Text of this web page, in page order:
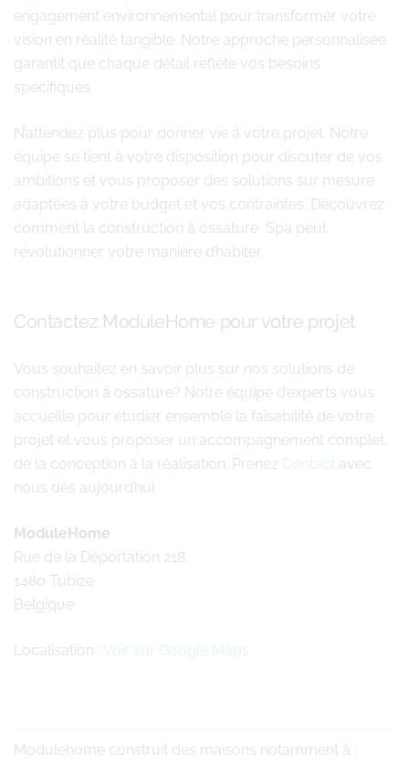
engagement environnemental pour transformer votre
vision en réalité tangible. Notre approche personnalisée
garantit que chaque détail reflète vos besoins
spécifiques.
N’attendez plus pour donner vie à votre projet. Notre
équipe se tient à votre disposition pour discuter de vos
ambitions et vous proposer des solutions sur mesure
adaptées à votre budget et vos contraintes. Découvrez
comment la construction à ossature Spa peut
révolutionner votre manière d’habiter.
Contactez ModuleHome pour votre projet
Vous souhaitez en savoir plus sur nos solutions de
construction à ossature? Notre équipe d’experts vous
accueille pour étudier ensemble la faisabilité de votre
projet et vous proposer un accompagnement complet,
de la conception à la réalisation. Prenez Contact avec
nous dès aujourd’hui.
ModuleHome
Rue de la Déportation 218
1480 Tubize
Belgique
Localisation : Voir sur Google Maps
Modulehome construit des maisons notamment à :